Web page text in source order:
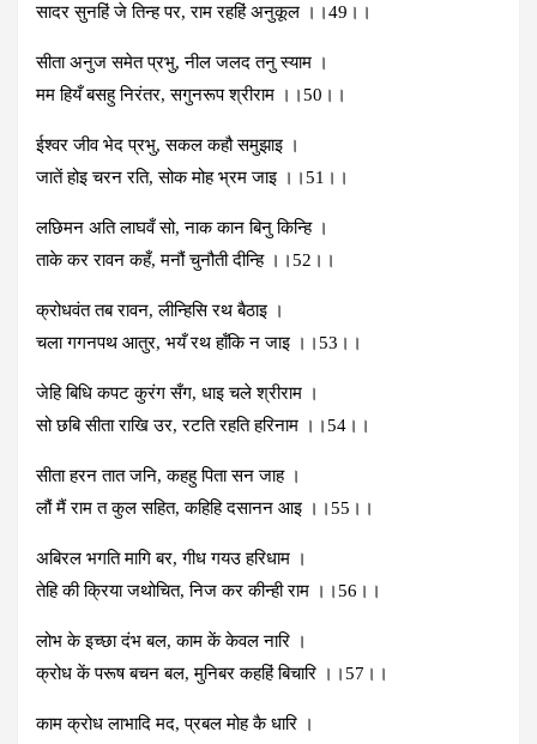
सादर सुनहिं जे तिन्‍ह पर, राम रहहिं अनुकूल ।।49।।
सीता अनुज समेत प्रभु, नील जलद तनु स्‍याम ।
मम हियँ बसहु निरंतर, सगुनरूप श्रीराम ।।50।।
ईश्‍वर जीव भेद प्रभु, सकल कहौ समुझाइ ।
जातें होइ चरन रति, सोक मोह भ्रम जाइ ।।51।।
लछिमन अति लाघवँ सो, नाक कान बिनु किन्हि ।
ताके कर रावन कहँ, मनौं चुनौती दीन्हि ।।52।।
क्रोधवंत तब रावन, लीन्हिसि रथ बैठाइ ।
चला गगनपथ आतुर, भयँ रथ हॉंकि न जाइ ।।53।।
जेहि बिधि कपट कुरंग सँग, धाइ चले श्रीराम ।
सो छबि सीता राखि उर, रटति रहति हरिनाम ।।54।।
सीता हरन तात जनि, कहहु पिता सन जाह ।
लौं मैं राम त कुल सहित, कहिहि दसानन आइ ।।55।।
अबिरल भगति मागि बर, गीध गयउ हरिधाम ।
तेहि की क्रिया जथोचित, निज कर कीन्‍ही राम ।।56।।
लोभ के इच्‍छा दंभ बल, काम कें केवल नारि ।
क्रोध कें परूष बचन बल, मुनिबर कहहिं बिचारि ।।57।।
काम क्रोध लाभादि मद, प्रबल मोह कै धारि ।